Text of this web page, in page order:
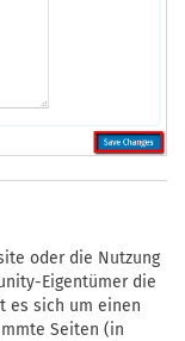
oder die Nutzung
Eigentümer die
es sich um einen
Seiten (in